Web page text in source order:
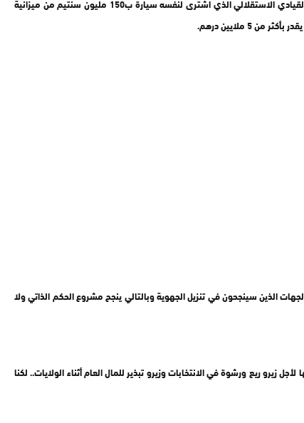
ملايين درهم.
الذين سينجحون في تنزيل الجهوية وبالتالي ينجح مشروع الحكم الذاتي ولا
ريع ورشوة في الانتخابات وزيرو تبذير للمال العام أثناء الولايات.. لكنا